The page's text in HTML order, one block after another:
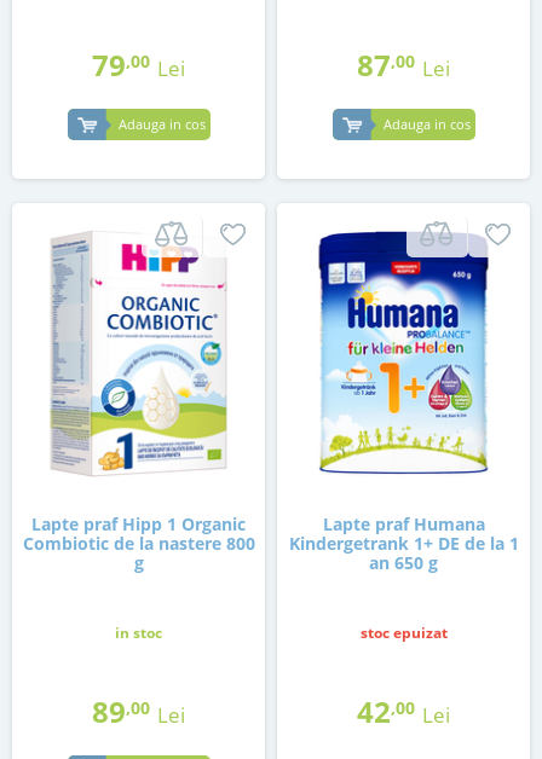
79,00 Lei
Adauga in cos
87,00 Lei
Adauga in cos
Lapte praf Hipp 1 Organic
Combiotic de la nastere 800
g
in stoc
89,00 Lei
Lapte praf Humana
Kindergetrank 1+ DE de la 1
an 650 g
stoc epuizat
42,00 Lei